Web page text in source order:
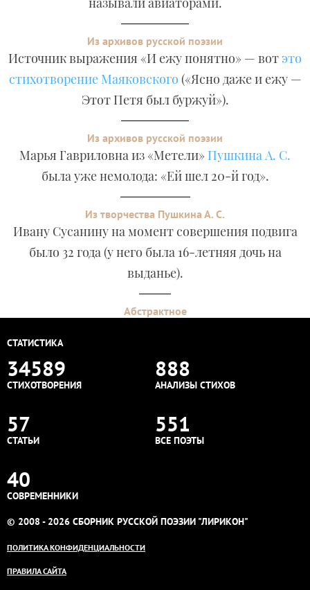
Из архивов русской поэзии
Источник выражения «И ежу понятно» — вот это
стихотворение Маяковского («Ясно даже и ежу —
Этот Петя был буржуй»).
Из архивов русской поэзии
Марья Гавриловна из «Метели» Пушкина А. С.
была уже немолода: «Ей шел 20-й год».
Из творчества Пушкина А. С.
Ивану Сусанину на момент совершения подвига
было 32 года (у него была 16-летняя дочь на
выданье).
Абстрактное
СТАТИСТИКА
34589
СТИХОТВОРЕНИЯ
888
АНАЛИЗЫ СТИХОВ
57
СТАТЬИ
551
ВСЕ ПОЭТЫ
40
СОВРЕМЕННИКИ
© 2008 - 2026 СБОРНИК РУССКОЙ ПОЭЗИИ "ЛИРИКОН"
ПОЛИТИКА КОНФИДЕНЦИАЛЬНОСТИ
ПРАВИЛА САЙТА